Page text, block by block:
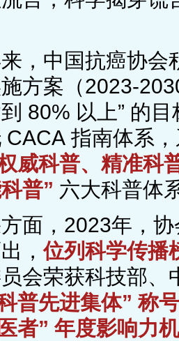
，中国抗癌协
方案（2023-
80% 以上” 的
CACA 指南体系
威科普、精准科
普” 六大科普体
面，2023年，
，位列科学传播
会荣获科技部、
普先进集体” 称号
者” 年度影响力